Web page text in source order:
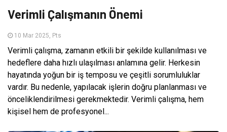
Verimli Çalışmanın Önemi
10 Mar 2025, Pts
Verimli çalışma, zamanın etkili bir şekilde kullanılması ve
hedeflere daha hızlı ulaşılması anlamına gelir. Herkesin
hayatında yoğun bir iş temposu ve çeşitli sorumluluklar
vardır. Bu nedenle, yapılacak işlerin doğru planlanması ve
önceliklendirilmesi gerekmektedir. Verimli çalışma, hem
kişisel hem de profesyonel...